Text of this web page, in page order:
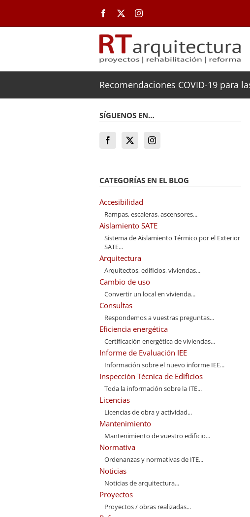
contenido
Recomendaciones COVID-19 para
SÍGUENOS EN…
CATEGORÍAS EN EL BLOG
Accesibilidad
Rampas, escaleras, ascensores...
Aislamiento SATE
Sistema de Aislamiento Térmico por el Exterior
SATE...
Arquitectura
Arquitectos, edificios, viviendas...
Cambio de uso
Convertir un local en vivienda...
Consultas
Respondemos a vuestras preguntas...
Eficiencia energética
Certificación energética de viviendas...
Informe de Evaluación IEE
Información sobre el nuevo informe IEE...
Inspección Técnica de Edificios
Toda la información sobre la ITE...
Licencias
Licencias de obra y actividad...
Mantenimiento
Mantenimiento de vuestro edificio...
Normativa
Ordenanzas y normativas de ITE...
Noticias
Noticias de arquitectura...
Proyectos
Proyectos / obras realizadas...